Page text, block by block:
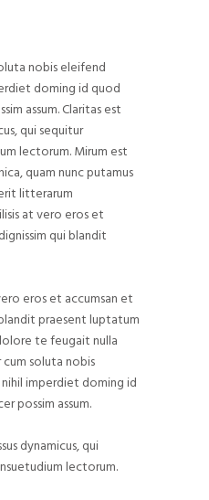
nobis eleifend
doming id quod
assum. Claritas est
qui sequitur
lectorum. Mirum est
quam nunc putamus
litterarum
at vero eros et
qui blandit
eros et accumsan et
praesent luptatum
te feugait nulla
soluta nobis
imperdiet doming id
possim assum.
dynamicus, qui
lectorum.